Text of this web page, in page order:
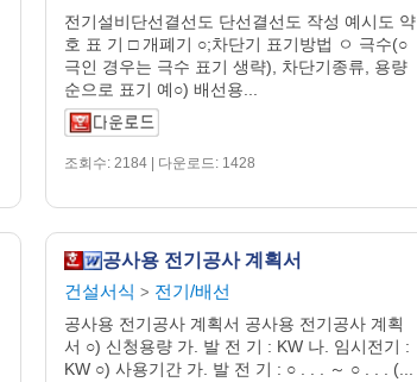
전기설비단선결선도 단선결선도 작성 예시도 약
호 표 기 □ 개폐기 ○;차단기 표기방법 ㅇ 극수(○
극인 경우는 극수 표기 생략), 차단기종류, 용량
순으로 표기 예○) 배선용...
조회수: 2184 | 다운로드: 1428
공사용 전기공사 계획서
건설서식 > 전기/배선
공사용 전기공사 계획서 공사용 전기공사 계획
서 ○) 신청용량 가. 발 전 기 : KW 나. 임시전기 :
KW ○) 사용기간 가. 발 전 기 : ○ . . . ～ ○ . . . (...